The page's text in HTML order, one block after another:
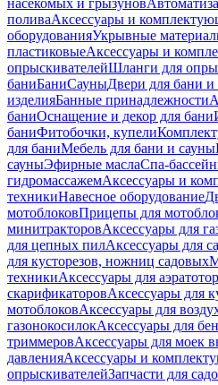
насекомых и грызунов
поливаАксессуары и
оборудованияУкрывные
пластиковыеАксессуары и
опрыскивателейШланги для
баниБаниСауныДвери для бани и
изделияБанные принадлежности
баниОснащение и декор для бани
баниФитобочки, купели
для баниМебель для бани и сауны
сауныЭфирные маслаСпа-
гидромассажемАксессуары и
техникиНавесное оборудование
мотоблоковПрицепы для
минитракторовАксессуары для
для цепных пилАксессуары для
для кусторезов, ножниц садовых
техникиАксессуары для
скарификаторовАксессуары для
мотоблоковАксессуары для
газонокосилокАксессуары для
триммеровАксессуары для моек
давленияАксессуары и
опрыскивателейЗапчасти для